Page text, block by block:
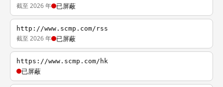
截至 2026 年 已屏蔽
http://www.scmp.com/rss
截至 2026 年 已屏蔽
https://www.scmp.com/hk
已屏蔽